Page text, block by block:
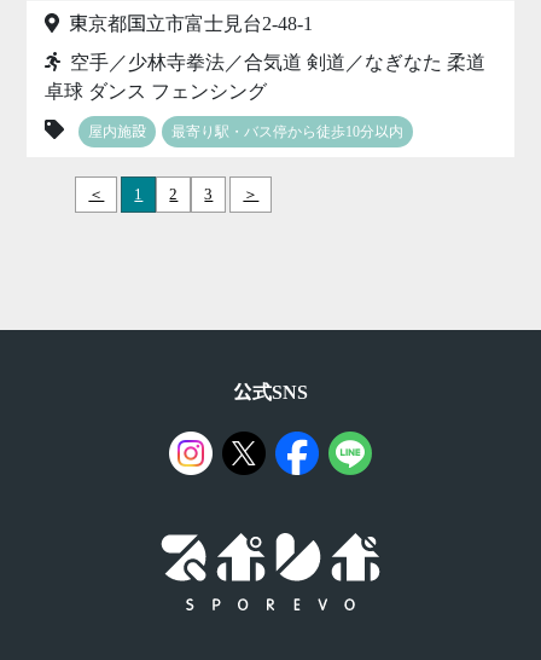
東京都国立市富士見台2-48-1
空手／少林寺拳法／合気道 剣道／なぎなた 柔道
卓球 ダンス フェンシング
屋内施設 最寄り駅・バス停から徒歩10分以内
＜ 1 2 3 ＞
公式SNS